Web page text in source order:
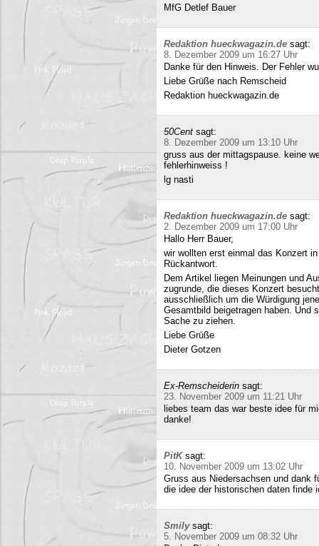
MfG Detlef Bauer
Redaktion hueckwagazin.de sagt:
8. Dezember 2009 um 16:27 Uhr
Danke für den Hinweis. Der Fehler
Liebe Grüße nach Remscheid
Redaktion hueckwagazin.de
50Cent sagt:
8. Dezember 2009 um 13:10 Uhr
gruss aus der mittagspause. keine
fehlerhinweiss !
lg nasti
Redaktion hueckwagazin.de sagt:
2. Dezember 2009 um 17:00 Uhr
Hallo Herr Bauer,
wir wollten erst einmal das Konzert
Rückantwort.
Dem Artikel liegen Meinungen und
zugrunde, die dieses Konzert
ausschließlich um die Würdigung
Gesamtbild beigetragen haben. Und
Sache zu ziehen.
Liebe Grüße
Dieter Gotzen
Ex-Remscheiderin sagt:
23. November 2009 um 11:21 Uhr
liebes team das war beste idee für
danke!
PitK sagt:
10. November 2009 um 13:02 Uhr
Gruss aus Niedersachsen und dank
die idee der historischen daten finde
Smily sagt:
5. November 2009 um 08:32 Uhr